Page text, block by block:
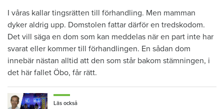
I våras kallar tingsrätten till förhandling. Men mamman
dyker aldrig upp. Domstolen fattar därför en tredskodom.
Det vill säga en dom som kan meddelas när en part inte har
svarat eller kommer till förhandlingen. En sådan dom
innebär nästan alltid att den som står bakom stämningen, i
det här fallet Öbo, får rätt.
Läs också